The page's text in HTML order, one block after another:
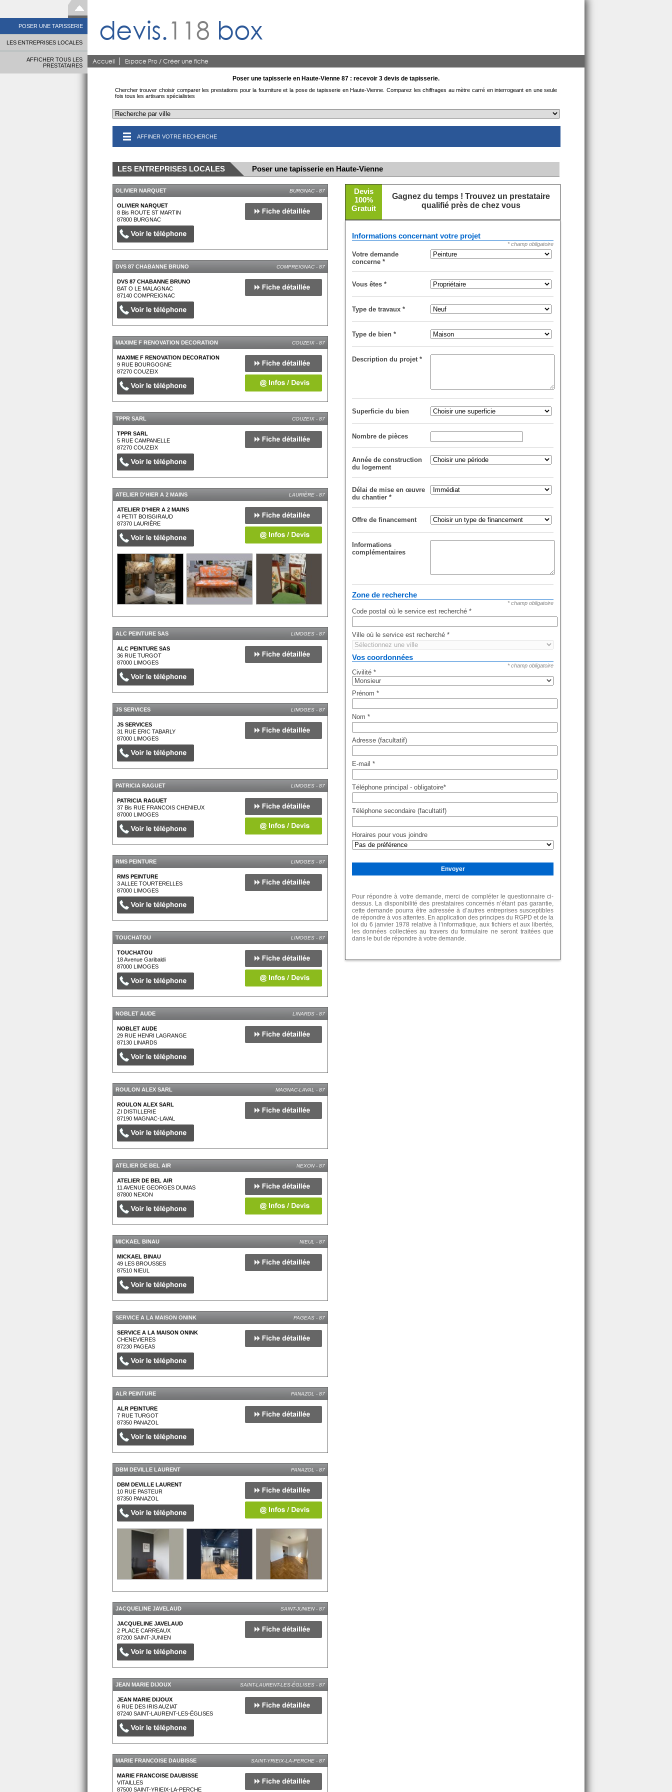
devis.118 box
Accueil Espace Pro / Créer une fiche
POSER UNE TAPISSERIE
LES ENTREPRISES LOCALES
AFFICHER TOUS LES
PRESTATAIRES
Poser une tapisserie en Haute-Vienne 87 : recevoir 3 devis de tapisserie.
Chercher trouver choisir comparer les prestations pour la fourniture et la pose de tapisserie en Haute-Vienne. Comparez les chiffrages au mètre carré en interrogeant en une seule
fois tous les artisans spécialistes
AFFINER VOTRE RECHERCHE
LES ENTREPRISES LOCALES Poser une tapisserie en Haute-Vienne
OLIVIER NARQUET BURGNAC - 87
OLIVIER NARQUET
8 Bis ROUTE ST MARTIN
87800BURGNAC
DVS 87 CHABANNE BRUNO COMPREIGNAC - 87
DVS 87 CHABANNE BRUNO
BAT O LE MALAGNAC
87140COMPREIGNAC
MAXIME F RENOVATION DECORATION COUZEIX - 87
MAXIME F RENOVATION DECORATION
9 RUE BOURGOGNE
87270COUZEIX
TPPR SARL COUZEIX - 87
TPPR SARL
5 RUE CAMPANELLE
87270COUZEIX
ATELIER D'HIER A 2 MAINS LAURIÈRE - 87
ATELIER D'HIER A 2 MAINS
4 PETIT BOISGIRAUD
87370LAURIÈRE
ALC PEINTURE SAS LIMOGES - 87
ALC PEINTURE SAS
36 RUE TURGOT
87000LIMOGES
JS SERVICES LIMOGES - 87
JS SERVICES
31 RUE ERIC TABARLY
87000LIMOGES
PATRICIA RAGUET LIMOGES - 87
PATRICIA RAGUET
37 Bis RUE FRANCOIS CHENIEUX
87000LIMOGES
RMS PEINTURE LIMOGES - 87
RMS PEINTURE
3 ALLEE TOURTERELLES
87000LIMOGES
TOUCHATOU LIMOGES - 87
TOUCHATOU
18 Avenue Garibaldi
87000LIMOGES
NOBLET AUDE LINARDS - 87
NOBLET AUDE
29 RUE HENRI LAGRANGE
87130LINARDS
ROULON ALEX SARL MAGNAC-LAVAL - 87
ROULON ALEX SARL
ZI DISTILLERIE
87190MAGNAC-LAVAL
ATELIER DE BEL AIR NEXON - 87
ATELIER DE BEL AIR
11 AVENUE GEORGES DUMAS
87800NEXON
MICKAEL BINAU NIEUL - 87
MICKAEL BINAU
49 LES BROUSSES
87510NIEUL
SERVICE A LA MAISON ONINK PAGEAS - 87
SERVICE A LA MAISON ONINK
CHENEVIERES
87230PAGEAS
ALR PEINTURE PANAZOL - 87
ALR PEINTURE
7 RUE TURGOT
87350PANAZOL
DBM DEVILLE LAURENT PANAZOL - 87
DBM DEVILLE LAURENT
10 RUE PASTEUR
87350PANAZOL
JACQUELINE JAVELAUD SAINT-JUNIEN - 87
JACQUELINE JAVELAUD
2 PLACE CARREAUX
87200SAINT-JUNIEN
JEAN MARIE DIJOUX SAINT-LAURENT-LES-ÉGLISES - 87
JEAN MARIE DIJOUX
6 RUE DES IRIS AUZIAT
87240SAINT-LAURENT-LES-ÉGLISES
MARIE FRANCOISE DAUBISSE SAINT-YRIEIX-LA-PERCHE - 87
MARIE FRANCOISE DAUBISSE
VITAILLES
87500SAINT-YRIEIX-LA-PERCHE
Devis
100%
Gratuit
Gagnez du temps ! Trouvez un prestataire
qualifié près de chez vous
Informations concernant votre projet
* champ obligatoire
Votre demande
concerne *
Vous êtes *
Type de travaux *
Type de bien *
Description du projet *
Superficie du bien
Nombre de pièces
Année de construction
du logement
Délai de mise en œuvre
du chantier *
Offre de financement
Informations
complémentaires
Zone de recherche
* champ obligatoire
Code postal où le service est recherché *
Ville où le service est recherché *
Vos coordonnées
* champ obligatoire
Civilité *
Prénom *
Nom *
Adresse (facultatif)
E-mail *
Téléphone principal - obligatoire*
Téléphone secondaire (facultatif)
Horaires pour vous joindre
Pour répondre à votre demande, merci de compléter le questionnaire ci-
dessus. La disponibilité des prestataires concernés n’étant pas garantie,
cette demande pourra être adressée à d’autres entreprises susceptibles
de répondre à vos attentes. En application des principes du RGPD et de la
loi du 6 janvier 1978 relative à l’informatique, aux fichiers et aux libertés,
les données collectées au travers du formulaire ne seront traitées que
dans le but de répondre à votre demande.